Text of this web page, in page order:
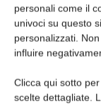
personali come il
univoci su questo
personalizzati.
influire
Clicca qui sotto
scelte dettagliate.
È come il colore
I pazienti hanno
dobbiamo